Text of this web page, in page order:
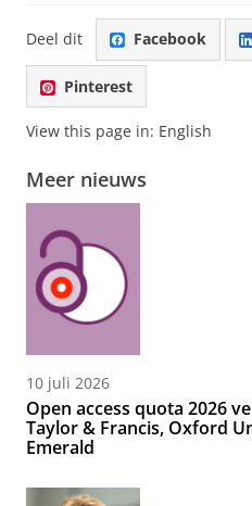
Deel dit Facebook
Pinterest
View this page in: English
Meer nieuws
10 juli 2026
Open access quota 2026
Taylor & Francis, Oxford
Emerald